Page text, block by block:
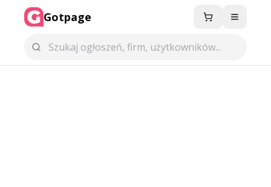
Gotpage Menu